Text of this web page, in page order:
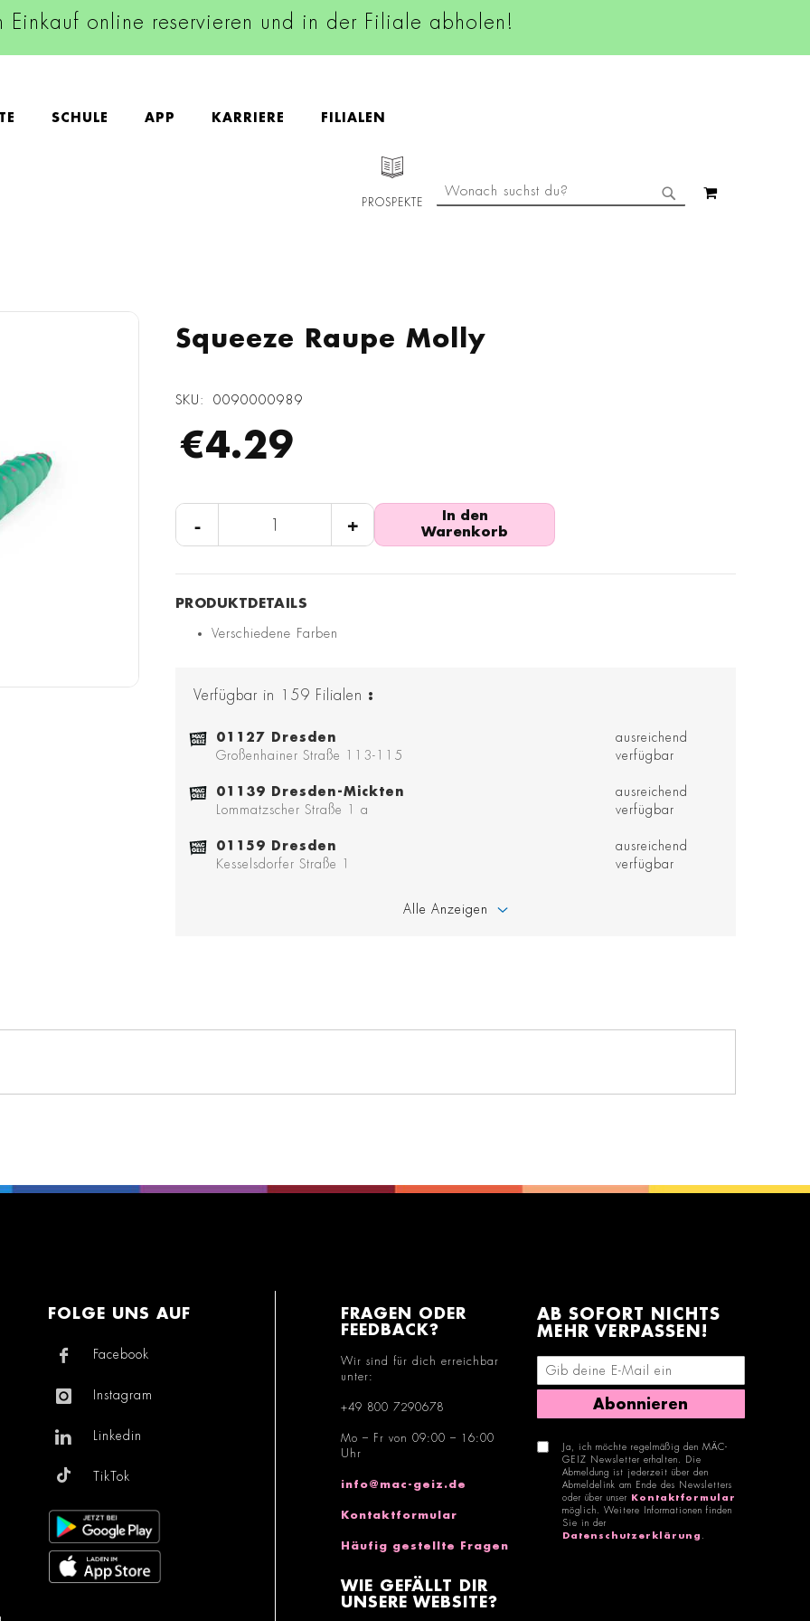
Einkauf online reservieren und in der Filiale abholen!
SCHULE APP KARRIERE FILIALEN
PROSPEKTE
SUCHE
Squeeze Raupe Molly
SKU 0090000989
€4.29
- +
In den
Warenkorb
Verschiedene Farben
Verfügbar in 159 Filialen :
01127 Dresden
Großenhainer Straße 113-115
ausreichend
verfügbar
01139 Dresden-Mickten
Lommatzscher Straße 1 a
ausreichend
verfügbar
01159 Dresden
Kesselsdorfer Straße 1
ausreichend
verfügbar
Alle Anzeigen
FOLGE UNS AUF
Facebook
Instagram
Linkedin
TikTok
FRAGEN ODER
FEEDBACK?
Wir sind für dich erreichbar
unter:
+49 800 7290678
Mo – Fr von 09:00 – 16:00
Uhr
info@mac-geiz.de
Kontaktformular
Häufig gestellte Fragen
WIE GEFÄLLT DIR
UNSERE WEBSITE?
AB SOFORT NICHTS
MEHR VERPASSEN!
E-Mail-Adresse eingeben
Abonnieren
Ja, ich möchte regelmäßig den MÄC-
GEIZ Newsletter erhalten. Die
Abmeldung ist jederzeit über den
Abmeldelink am Ende des Newsletters
oder über unser
Kontaktformular
möglich. Weitere Informationen finden
Sie in der
Datenschutzerklärung .